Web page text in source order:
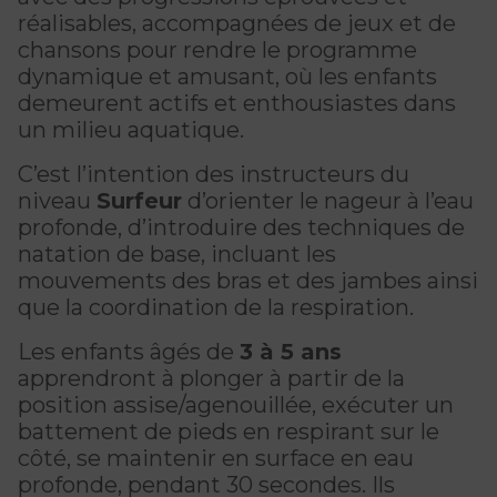
pour enfants
Inscriptions prioritaires : 17 août |
Inscriptions générales : 19 août
DEVENIR MEMBRE
Abonnement
ACTIVITÉS PHYSIQUES
Gym
Cours de groupe
Découvrir Kanawana
Installations
Notre équipe
Guide des parents
Expérience internationale
L'histoire de Kanawana
Ancien.ne.s de Kanawana
LES PROGRAMMES
Trouver un camp de vacances
Inscriptions prioritaires : 17 août |
Inscriptions générales : 19 août
INTERVENTION ET PRÉVENTION
Prévention des dépendances
Passeport pour ma réussite
Soutien aux familles
Prévention du décrochage scolaire
CERTIFICATIONS PHYSIQUES
Entraînement privé
Entraînement de groupe
Aquaforme
Formation continue
Voir tout
QUALIFICATIONS AQUATIQUES ET SECOURISME
Sauvetage
Secourisme et RCR
RÉINTÉGRATION COMMUNAUTAIRE
Réinsertion sociale
Travaux compensatoires
Aide à l'emploi
Travail alternatif journalier
Voir tout
TRAVAIL DE RUE ET DE MILIEU
Dans la rue
À YUL Montréal-Trudeau
réalisables, accompagnées de jeux et de
chansons pour rendre le programme
dynamique et amusant, où les enfants
demeurent actifs et enthousiastes dans
un milieu aquatique.
C’est l’intention des instructeurs du
niveau Surfeur d’orienter le nageur à l’eau
profonde, d’introduire des techniques de
natation de base, incluant les
mouvements des bras et des jambes ainsi
que la coordination de la respiration.
Les enfants âgés de 3 à 5 ans
apprendront à plonger à partir de la
position assise/agenouillée, exécuter un
battement de pieds en respirant sur le
côté, se maintenir en surface en eau
profonde, pendant 30 secondes. Ils